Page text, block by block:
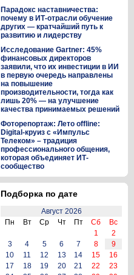
Парадокс наставничества:
почему в ИТ-отрасли обучение
других — кратчайший путь к
развитию и лидерству
Исследование Gartner: 45%
финансовых директоров
заявили, что их инвестиции в ИИ
в первую очередь направлены
на повышение
производительности, тогда как
лишь 20% — на улучшение
качества принимаемых решений
Фоторепортаж: Лето offline:
Digital-круиз с «Импульс
Телеком» – традиция
профессионального общения,
которая объединяет ИТ-
сообщество
Подборка по дате
Август 2026
Пн
Вт Ср Чт Пт Сб
Вс
1
2
3
4 5 6 7 8
9
10
11 12 13 14 15
16
17
18 19 20 21 22
23